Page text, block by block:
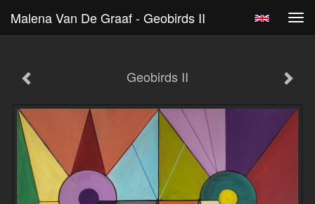
Malena Van De Graaf - Geobirds II
Geobirds II